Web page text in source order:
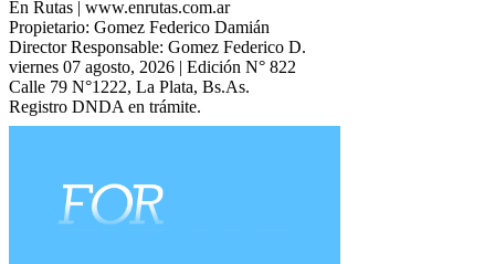
En Rutas | www.enrutas.com.ar
Propietario: Gomez Federico Damián
Director Responsable: Gomez Federico D.
viernes 07 agosto, 2026 | Edición N° 822
Calle 79 N°1222, La Plata, Bs.As.
Registro DNDA en trámite.